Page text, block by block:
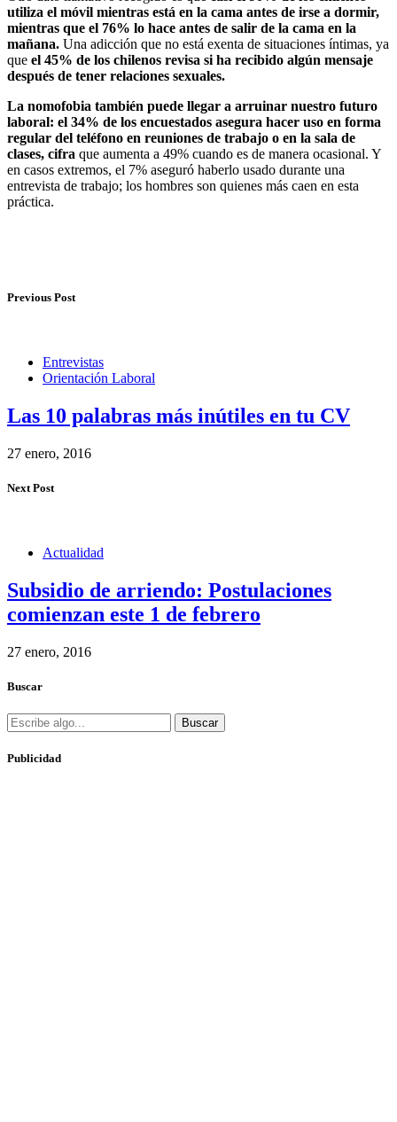
utiliza el móvil mientras está en la cama antes de irse a dormir,
mientras que el 76% lo hace antes de salir de la cama en la
mañana. Una adicción que no está exenta de situaciones íntimas, ya
que el 45% de los chilenos revisa si ha recibido algún mensaje
después de tener relaciones sexuales.
La nomofobia también puede llegar a arruinar nuestro futuro
laboral: el 34% de los encuestados asegura hacer uso en forma
regular del teléfono en reuniones de trabajo o en la sala de
clases, cifra que aumenta a 49% cuando es de manera ocasional. Y
en casos extremos, el 7% aseguró haberlo usado durante una
entrevista de trabajo; los hombres son quienes más caen en esta
práctica.
Previous Post
Entrevistas
Orientación Laboral
Las 10 palabras más inútiles en tu CV
27 enero, 2016
Next Post
Actualidad
Subsidio de arriendo: Postulaciones
comienzan este 1 de febrero
27 enero, 2016
Buscar
Buscar
Publicidad